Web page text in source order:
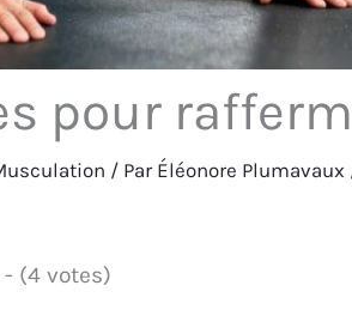
pour
/ Par Éléonore Plumavaux
(4 votes)